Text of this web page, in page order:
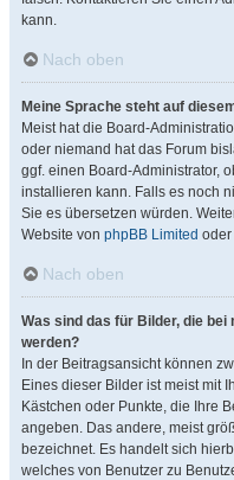
kann.
Nach oben
Meine Sprache steht auf
Meist hat die Board-
oder niemand hat das Forum
ggf. einen Board-Administrator,
installieren kann. Falls es noch
Sie es übersetzen würden.
Website von phpBB Limited
Nach oben
Was sind das für Bilder, die
werden?
In der Beitragsansicht können
Eines dieser Bilder ist meist mit
Kästchen oder Punkte, die Ihre
angeben. Das andere, meist
bezeichnet. Es handelt sich
welches von Benutzer zu